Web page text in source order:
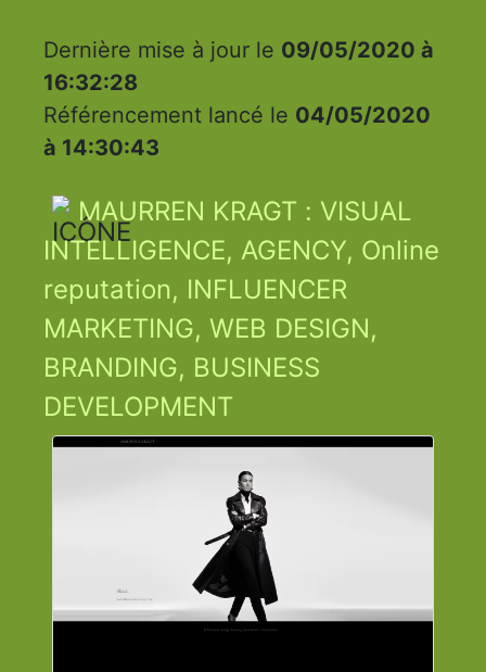
Dernière mise à jour le 09/05/2020 à
16:32:28
Référencement lancé le 04/05/2020
à 14:30:43
MAURREN KRAGT : VISUAL
INTELLIGENCE, AGENCY, Online
reputation, INFLUENCER
MARKETING, WEB DESIGN,
BRANDING, BUSINESS
DEVELOPMENT